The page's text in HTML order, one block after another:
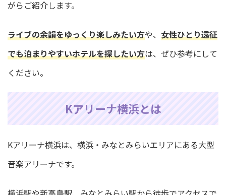
がらご紹介します。
ライブの余韻をゆっくり楽しみたい方や、 女性ひとり遠征
でも泊まりやすいホテルを探したい方は、ぜひ参考にして
ください。
Kアリーナ横浜とは
Kアリーナ横浜は、横浜・みなとみらいエリアにある大型
音楽アリーナです。